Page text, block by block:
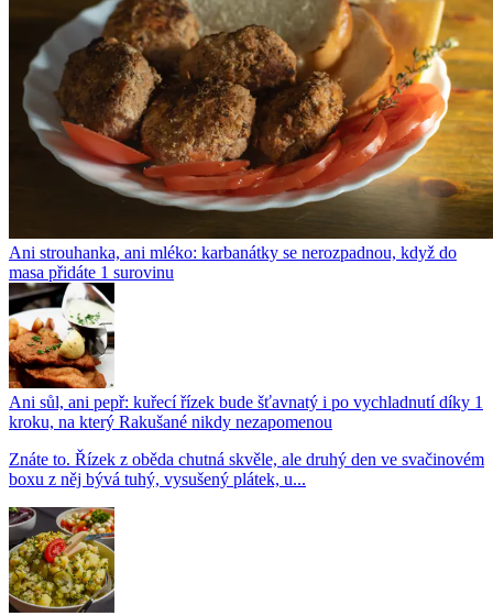
Ani strouhanka, ani mléko: karbanátky se nerozpadnou, když do
masa přidáte 1 surovinu
Ani sůl, ani pepř: kuřecí řízek bude šťavnatý i po vychladnutí díky 1
kroku, na který Rakušané nikdy nezapomenou
Znáte to. Řízek z oběda chutná skvěle, ale druhý den ve svačinovém
boxu z něj bývá tuhý, vysušený plátek, u...